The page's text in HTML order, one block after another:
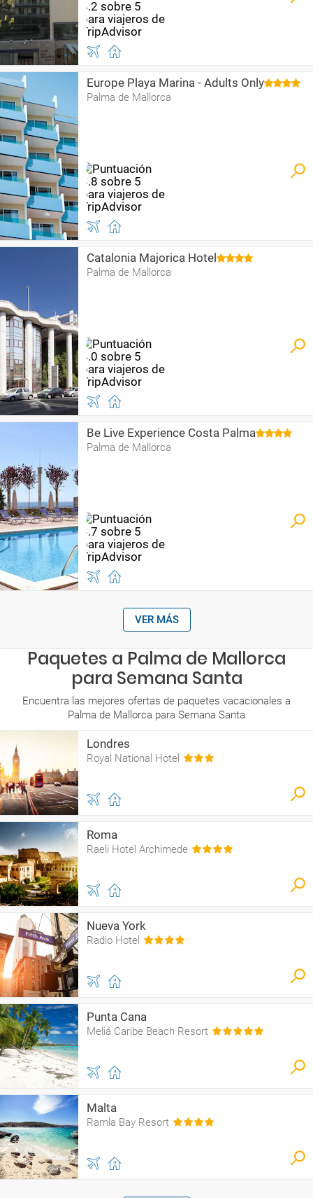
Europe Playa Marina - Adults Only
Palma de Mallorca
Catalonia Majorica Hotel
Palma de Mallorca
Be Live Experience Costa Palma
Palma de Mallorca
VER MÁS
Paquetes a Palma de Mallorca
para Semana Santa
Encuentra las mejores ofertas de paquetes vacacionales a
Palma de Mallorca para Semana Santa
Londres
Royal National Hotel
Roma
Raeli Hotel Archimede
Nueva York
Radio Hotel
Punta Cana
Meliá Caribe Beach Resort
Malta
Ramla Bay Resort